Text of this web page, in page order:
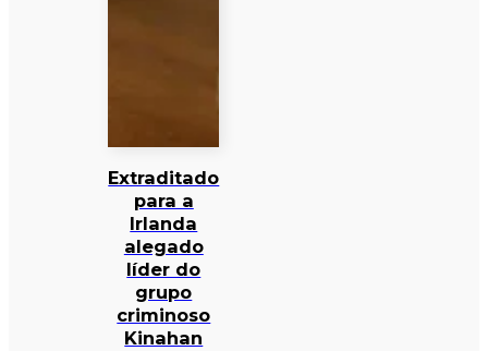
Extraditado
para a
Irlanda
alegado
líder do
grupo
criminoso
Kinahan